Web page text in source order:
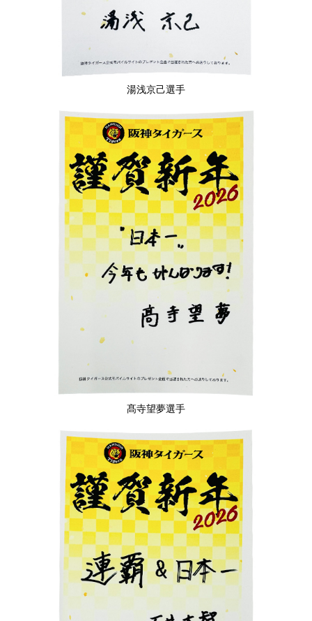
湯浅京己選手
髙寺望夢選手